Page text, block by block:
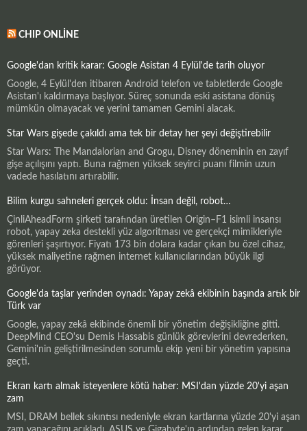
CHIP ONLINE
Google'dan kritik karar: Google Asistan 4 Eylül'de tarih oluyor
Google, 4 Eylül'den itibaren Android telefon ve tabletlerde Google
Asistan'ı kaldırmaya başlıyor. Süreç sonunda eski asistana dönüş
mümkün olmayacak ve yerini tamamen Gemini alacak.
Star Wars gişede çakıldı ama tek bir detay her şeyi değiştirebilir
Star Wars: The Mandalorian and Grogu, Disney döneminin en zayıf
gişe açılışını yaptı. Buna rağmen yüksek seyirci puanı filmin uzun
vadede hasılatını artırabilir.
Bilim kurgu sahneleri gerçek oldu: İnsan değil, robot…
ÇinliAheadForm şirketi tarafından üretilen Origin–F1 isimli insansı
robot, yapay zeka destekli yüz algoritması ve gerçekçi mimikleriyle
görenleri şaşırtıyor. Fiyatı 173 bin dolara kadar çıkan bu özel cihaz,
yüksek maliyetine rağmen internet kullanıcılarından büyük ilgi
görüyor.
Google'da taşlar yerinden oynadı: Yapay zekâ ekibinin başında artık bir
Türk var
Google, yapay zekâ ekibinde önemli bir yönetim değişikliğine gitti.
DeepMind CEO'su Demis Hassabis günlük görevlerini devrederken,
Gemini'nin geliştirilmesinden sorumlu ekip yeni bir yönetim yapısına
geçti.
Ekran kartı almak isteyenlere kötü haber: MSI'dan yüzde 20'yi aşan
zam
MSI, DRAM bellek sıkıntısı nedeniyle ekran kartlarına yüzde 20'yi aşan